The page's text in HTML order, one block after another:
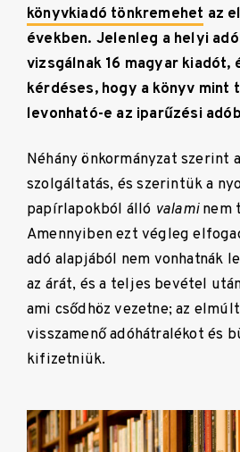
könyvkiadó tönkremehet az
években. Jelenleg a helyi
vizsgálnak 16 magyar kiadót,
kérdéses, hogy a könyv mint
levonható-e az iparűzési
Néhány önkormányzat szerint
szolgáltatás, és szerintük a
papírlapokból álló valaminem
Amennyiben ezt végleg
adó alapjából nem vonhatnák
az árát, és a teljes bevétel
ami csődhöz vezetne; az
visszamenő adóhátralékot és
kifizetniük.